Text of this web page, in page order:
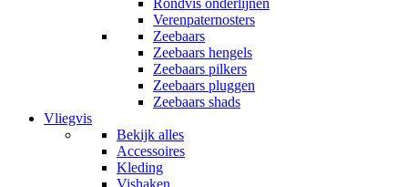
Rondvis onderlijnen
Verenpaternosters
Zeebaars
Zeebaars hengels
Zeebaars pilkers
Zeebaars pluggen
Zeebaars shads
Vliegvis
Bekijk alles
Accessoires
Kleding
Vishaken